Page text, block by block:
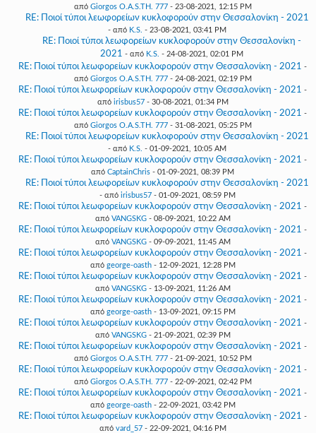
από Giorgos O.A.S.TH. 777- 23-08-2021, 12:15 PM
RE: Ποιοί τύποι λεωφορείων κυκλοφορούν στην Θεσσαλονίκη - 2021
- από K.S. - 23-08-2021, 03:41 PM
RE: Ποιοί τύποι λεωφορείων κυκλοφορούν στην Θεσσαλονίκη -
2021 - από K.S. - 24-08-2021, 02:01 PM
RE: Ποιοί τύποι λεωφορείων κυκλοφορούν στην Θεσσαλονίκη - 2021 -
από Giorgos O.A.S.TH. 777- 24-08-2021, 02:19 PM
RE: Ποιοί τύποι λεωφορείων κυκλοφορούν στην Θεσσαλονίκη - 2021 -
από irisbus57- 30-08-2021, 01:34 PM
RE: Ποιοί τύποι λεωφορείων κυκλοφορούν στην Θεσσαλονίκη - 2021 -
από Giorgos O.A.S.TH. 777- 31-08-2021, 05:25 PM
RE: Ποιοί τύποι λεωφορείων κυκλοφορούν στην Θεσσαλονίκη - 2021
- από K.S. - 01-09-2021, 10:05 AM
RE: Ποιοί τύποι λεωφορείων κυκλοφορούν στην Θεσσαλονίκη - 2021 -
από CaptainChris - 01-09-2021, 08:39 PM
RE: Ποιοί τύποι λεωφορείων κυκλοφορούν στην Θεσσαλονίκη - 2021
- από irisbus57- 01-09-2021, 08:59 PM
RE: Ποιοί τύποι λεωφορείων κυκλοφορούν στην Θεσσαλονίκη - 2021 -
από VANGSKG- 08-09-2021, 10:22 AM
RE: Ποιοί τύποι λεωφορείων κυκλοφορούν στην Θεσσαλονίκη - 2021 -
από VANGSKG- 09-09-2021, 11:45 AM
RE: Ποιοί τύποι λεωφορείων κυκλοφορούν στην Θεσσαλονίκη - 2021 -
από george-oasth- 12-09-2021, 12:28 PM
RE: Ποιοί τύποι λεωφορείων κυκλοφορούν στην Θεσσαλονίκη - 2021 -
από VANGSKG- 13-09-2021, 11:26 AM
RE: Ποιοί τύποι λεωφορείων κυκλοφορούν στην Θεσσαλονίκη - 2021 -
από george-oasth- 13-09-2021, 09:15 PM
RE: Ποιοί τύποι λεωφορείων κυκλοφορούν στην Θεσσαλονίκη - 2021 -
από VANGSKG- 21-09-2021, 02:39 PM
RE: Ποιοί τύποι λεωφορείων κυκλοφορούν στην Θεσσαλονίκη - 2021 -
από Giorgos O.A.S.TH. 777- 21-09-2021, 10:52 PM
RE: Ποιοί τύποι λεωφορείων κυκλοφορούν στην Θεσσαλονίκη - 2021 -
από Giorgos O.A.S.TH. 777- 22-09-2021, 02:42 PM
RE: Ποιοί τύποι λεωφορείων κυκλοφορούν στην Θεσσαλονίκη - 2021 -
από george-oasth- 22-09-2021, 03:42 PM
RE: Ποιοί τύποι λεωφορείων κυκλοφορούν στην Θεσσαλονίκη - 2021 -
από vard_57- 22-09-2021, 04:16 PM